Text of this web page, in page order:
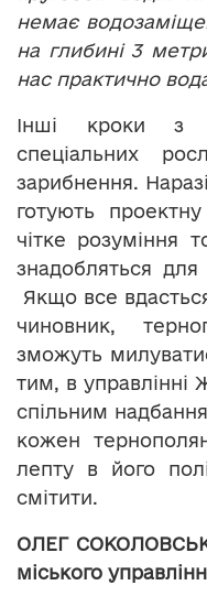
немає
на глибині 3
нас практично
Інші кроки з
спеціальних
зарибнення.
готують
чітке розуміння
знадобляться для
Якщо все
чиновник,
зможуть
тим, в
спільним
кожен
лепту в його
смітити.
ОЛЕГ
міського